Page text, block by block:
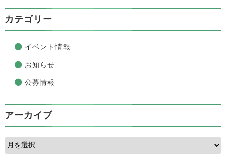
カテゴリー
イベント情報
お知らせ
公募情報
アーカイブ